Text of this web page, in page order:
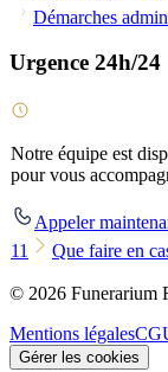
Démarches
Urgence 24h/24
Notre équipe est
pour vous
Appeler
11
Que faire en
© 2026 Funerarium
Mentions légales
Gérer les cookies